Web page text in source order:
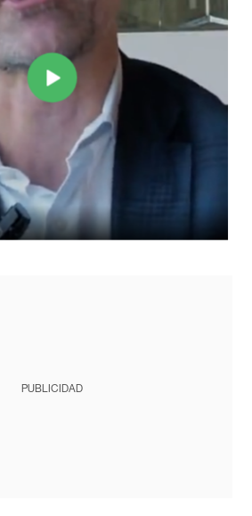
PUBLICIDAD